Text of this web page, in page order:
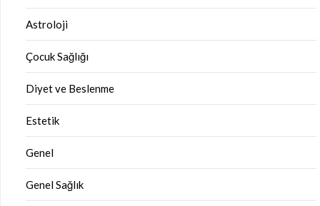
Astroloji
Çocuk Sağlığı
Diyet ve Beslenme
Estetik
Genel
Genel Sağlık